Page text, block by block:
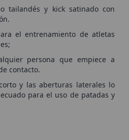
tailandés y kick satinado con
el entrenamiento de atletas
persona que empiece a
contacto.
y las aberturas laterales lo
para el uso de patadas y